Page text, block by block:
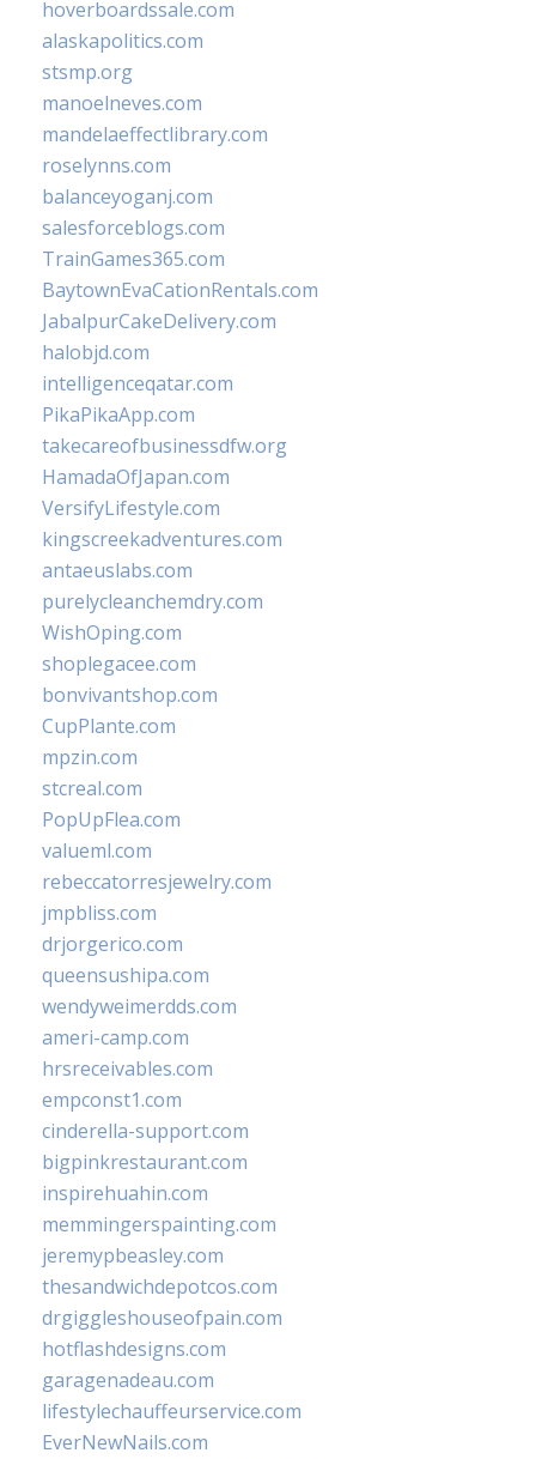
hoverboardssale.com
alaskapolitics.com
stsmp.org
manoelneves.com
mandelaeffectlibrary.com
roselynns.com
balanceyoganj.com
salesforceblogs.com
TrainGames365.com
BaytownEvaCationRentals.com
JabalpurCakeDelivery.com
halobjd.com
intelligenceqatar.com
PikaPikaApp.com
takecareofbusinessdfw.org
HamadaOfJapan.com
VersifyLifestyle.com
kingscreekadventures.com
antaeuslabs.com
purelycleanchemdry.com
WishOping.com
shoplegacee.com
bonvivantshop.com
CupPlante.com
mpzin.com
stcreal.com
PopUpFlea.com
valueml.com
rebeccatorresjewelry.com
jmpbliss.com
drjorgerico.com
queensushipa.com
wendyweimerdds.com
ameri-camp.com
hrsreceivables.com
empconst1.com
cinderella-support.com
bigpinkrestaurant.com
inspirehuahin.com
memmingerspainting.com
jeremypbeasley.com
thesandwichdepotcos.com
drgiggleshouseofpain.com
hotflashdesigns.com
garagenadeau.com
lifestylechauffeurservice.com
EverNewNails.com